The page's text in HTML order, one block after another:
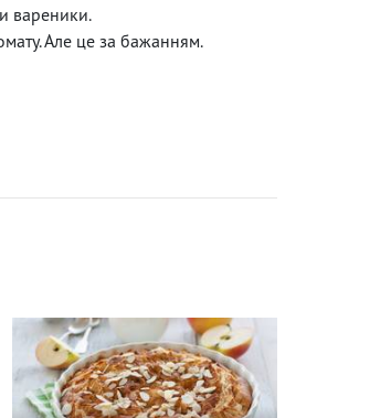
вареники.
Але це за бажанням.